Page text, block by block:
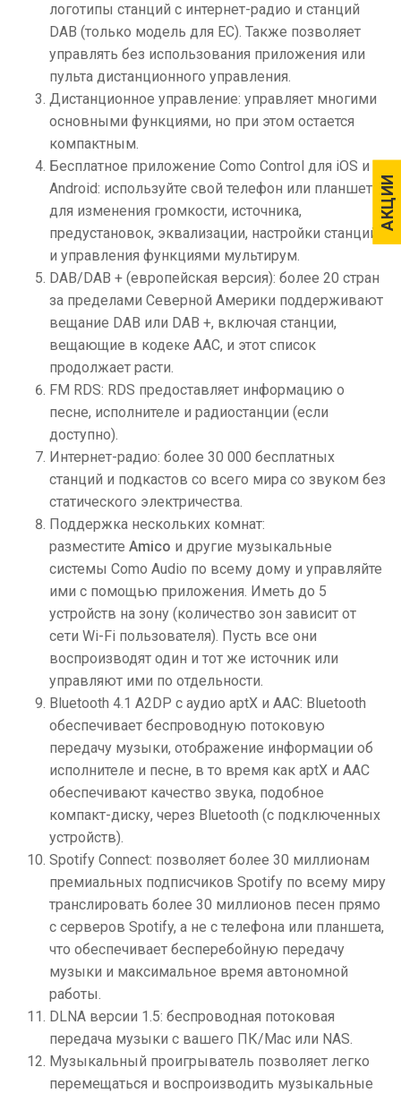
АКЦИИ
АКЦИИ
логотипы станций с интернет-радио и станций
DAB (только модель для ЕС). Также позволяет
управлять без использования приложения или
пульта дистанционного управления.
Дистанционное управление: управляет многими
основными функциями, но при этом остается
компактным.
Бесплатное приложение Como Control для iOS и
Android: используйте свой телефон или планшет
для изменения громкости, источника,
предустановок, эквализации, настройки станций
и управления функциями мультирум.
DAB/DAB + (европейская версия): более 20 стран
за пределами Северной Америки поддерживают
вещание DAB или DAB +, включая станции,
вещающие в кодеке AAC, и этот список
продолжает расти.
FM RDS: RDS предоставляет информацию о
песне, исполнителе и радиостанции (если
доступно).
Интернет-радио: более 30 000 бесплатных
станций и подкастов со всего мира со звуком без
статического электричества.
Поддержка нескольких комнат:
разместите Amico и другие музыкальные
системы Como Audio по всему дому и управляйте
ими с помощью приложения. Иметь до 5
устройств на зону (количество зон зависит от
сети Wi-Fi пользователя). Пусть все они
воспроизводят один и тот же источник или
управляют ими по отдельности.
Bluetooth 4.1 A2DP с аудио aptX и AAC: Bluetooth
обеспечивает беспроводную потоковую
передачу музыки, отображение информации об
исполнителе и песне, в то время как aptX и AAC
обеспечивают качество звука, подобное
компакт-диску, через Bluetooth (с подключенных
устройств).
Spotify Connect: позволяет более 30 миллионам
премиальных подписчиков Spotify по всему миру
транслировать более 30 миллионов песен прямо
с серверов Spotify, а не с телефона или планшета,
что обеспечивает бесперебойную передачу
музыки и максимальное время автономной
работы.
DLNA версии 1.5: беспроводная потоковая
передача музыки с вашего ПК/Mac или NAS.
Музыкальный проигрыватель позволяет легко
перемещаться и воспроизводить музыкальные